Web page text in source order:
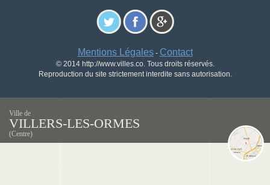
Mentions Légales- Contact
© 2014 http://www.villes.co. Tous droits réservés.
Reproduction du site strictement interdite sans autorisation.
Ville de
VILLERS-LES-ORMES
(Centre)